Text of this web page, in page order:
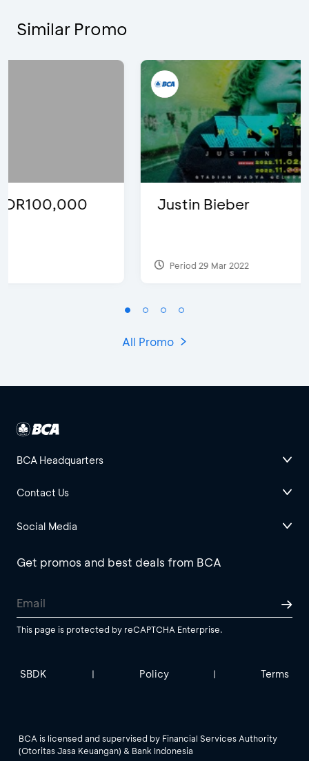
Similar Promo
Justin Bieber
All Promo
BCA Headquarters
Contact Us
Social Media
Get promos and best deals from BCA
This page is protected by reCAPTCHA Enterprise.
SBDK | Policy | Terms
BCA is licensed and supervised by Financial Services Authority
(Otoritas Jasa Keuangan) & Bank Indonesia